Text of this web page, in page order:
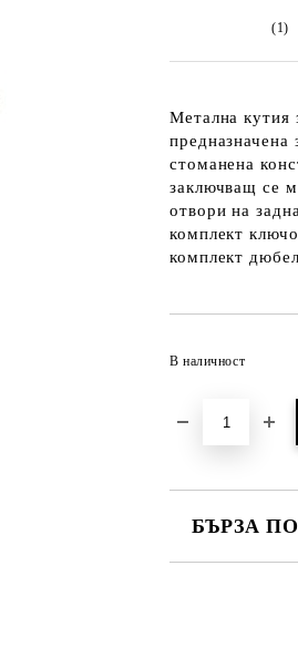
(1)
Метална кутия
предназначена
стоманена
заключващ се
отвори на
комплект
комплект
В наличност
БЪРЗА